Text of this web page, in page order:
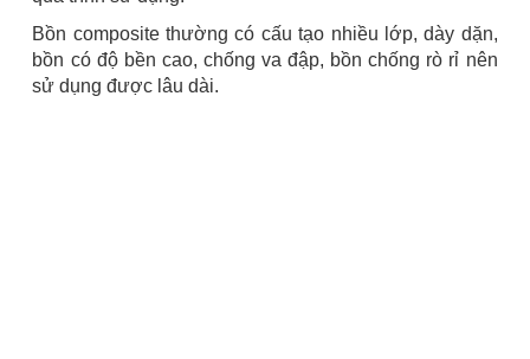
Bồn composite thường có cấu tạo nhiều lớp, dày dặn,
bồn có độ bền cao, chống va đập, bồn chống rò rỉ nên
sử dụng được lâu dài.